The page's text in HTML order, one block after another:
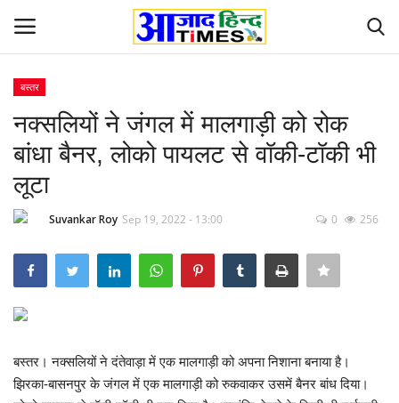
Home
ओडिशा
Contact
दुनिया
बस्तर
नक्सलियों ने जंगल में मालगाड़ी को रोक
बांधा बैनर, लोको पायलट से वॉकी-टॉकी भी
लूटा
Suvankar Roy Sep 19, 2022 - 13:00 0 256
बस्तर। नक्सलियों ने दंतेवाड़ा में एक मालगाड़ी को अपना निशाना बनाया है।
झिरका-बासनपुर के जंगल में एक मालगाड़ी को रुकवाकर उसमें बैनर बांध दिया।